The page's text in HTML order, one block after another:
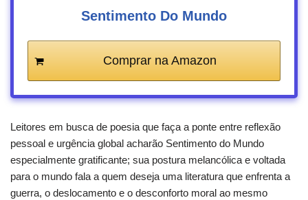
Sentimento Do Mundo
Comprar na Amazon
Leitores em busca de poesia que faça a ponte entre reflexão
pessoal e urgência global acharão Sentimento do Mundo
especialmente gratificante; sua postura melancólica e voltada
para o mundo fala a quem deseja uma literatura que enfrenta a
guerra, o deslocamento e o desconforto moral ao mesmo